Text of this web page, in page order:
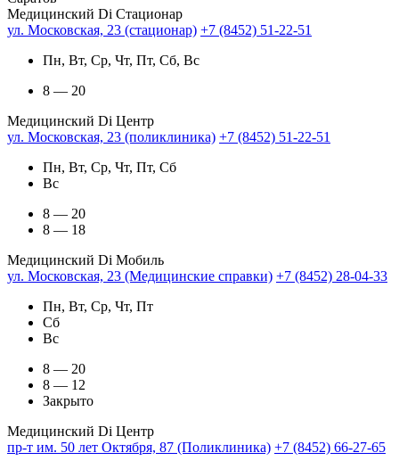
Медицинский Di Стационар
ул. Московская, 23 (стационар) +7 (8452) 51-22-51
Пн, Вт, Ср, Чт, Пт, Сб, Вс
8 — 20
Медицинский Di Центр
ул. Московская, 23 (поликлиника) +7 (8452) 51-22-51
Пн, Вт, Ср, Чт, Пт, Сб
Вс
8 — 20
8 — 18
Медицинский Di Мобиль
ул. Московская, 23 (Медицинские справки) +7 (8452) 28-04-33
Пн, Вт, Ср, Чт, Пт
Сб
Вс
8 — 20
8 — 12
Закрыто
Медицинский Di Центр
пр-т им. 50 лет Октября, 87 (Поликлиника) +7 (8452) 66-27-65